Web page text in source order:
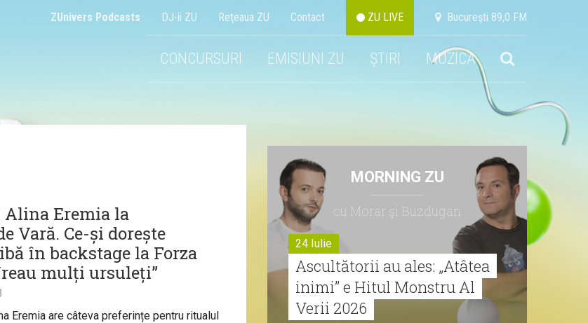
ZUnivers Podcasts DJ-ii ZU Reţeaua ZU Contact ZU LIVE Bucureşti 89,0 FM
CONCURSURI EMISIUNI ZU ȘTIRI MUZICA
Eremia la
Vară. Ce-și dorește
în backstage la Forza
mulți ursuleți”
Eremia are câteva preferințe pentru ritualul
MORNING ZU
cu Morar şi Buzdugan
24 Iulie
Ascultătorii au ales: „Atâtea
inimi” e Hitul Monstru Al
Verii 2026